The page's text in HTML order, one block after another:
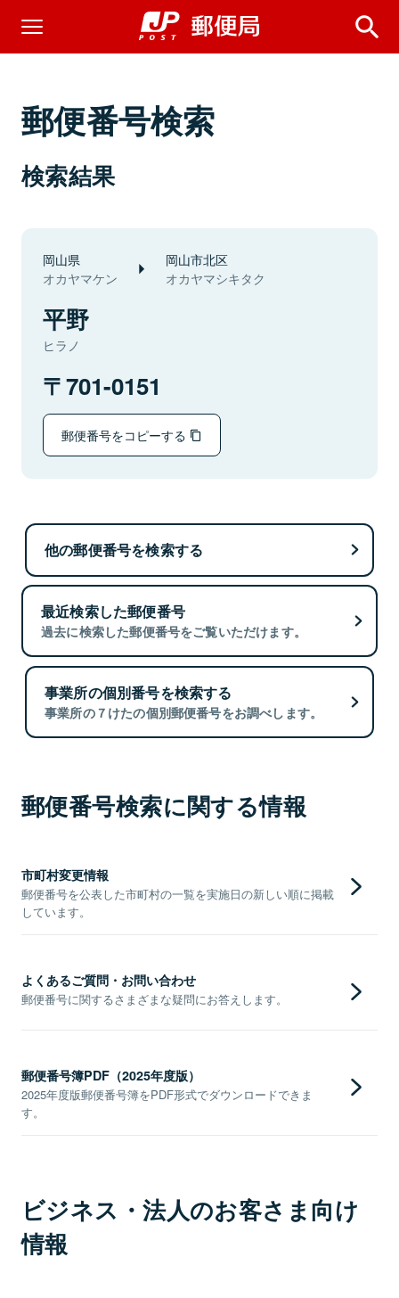
郵便番号検索
検索結果
岡山県
オカヤマケン
岡山市北区
オカヤマシキタク
平野
ヒラノ
701-0151
郵便番号をコピーする
他の郵便番号を検索する
最近検索した郵便番号
過去に検索した郵便番号をご覧いただけます。
事業所の個別番号を検索する
事業所の７けたの個別郵便番号をお調べします。
郵便番号検索に関する情報
市町村変更情報
郵便番号を公表した市町村の一覧を実施日の新しい順に掲載
しています。
よくあるご質問・お問い合わせ
郵便番号に関するさまざまな疑問にお答えします。
郵便番号簿PDF（2025年度版）
2025年度版郵便番号簿をPDF形式でダウンロードできま
す。
ビジネス・法人のお客さま向け
情報